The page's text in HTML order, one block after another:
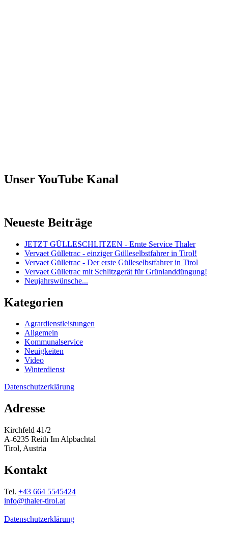
Unser YouTube Kanal
Neueste Beiträge
JETZT GÜLLESCHLITZEN - Ernte Service Thaler
Vervaet Gülletrac - einziger Gülleselbstfahrer in Tirol!
Vervaet Gülletrac - Der erste Gülleselbstfahrer in Tirol
Vervaet Gülletrac mit Schlitzgerät für Grünlanddüngung!
Neujahrswünsche...
Kategorien
Agrardienstleistungen
Allgemein
Kommunalservice
Neuigkeiten
Video
Winterdienst
Datenschutzerklärung
Adresse
Kirchfeld 41/2
A-6235 Reith Im Alpbachtal
Tirol, Austria
Kontakt
Tel. +43 664 5545424
info@thaler-tirol.at
Datenschutzerklärung